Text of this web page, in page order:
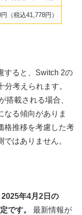
（税込41,778円）
すると、Switch 2の
考えられます。
搭載される場合、
なる傾向がありま
格推移を考慮した考
はありません。
年4月2日の
です。
最新情報が